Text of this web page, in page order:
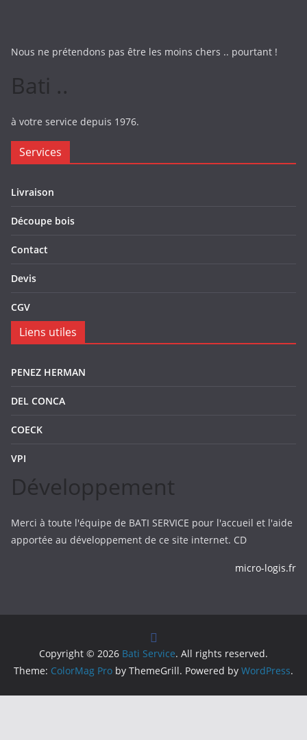
Nous ne prétendons pas être les moins chers .. pourtant !
Bati ..
à votre service depuis 1976.
Services
Livraison
Découpe bois
Contact
Devis
CGV
Liens utiles
PENEZ HERMAN
DEL CONCA
COECK
VPI
Développement
Merci à toute l'équipe de BATI SERVICE pour l'accueil et l'aide
apportée au développement de ce site internet. CD
micro-logis.fr
Copyright © 2026 Bati Service. All rights reserved.
Theme: ColorMag Pro by ThemeGrill. Powered by WordPress.